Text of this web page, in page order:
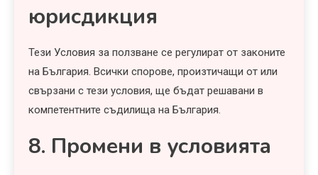
юрисдикция
Тези Условия за ползване се регулират от законите
на България. Всички спорове, произтичащи от или
свързани с тези условия, ще бъдат решавани в
компетентните съдилища на България.
8. Промени в условията